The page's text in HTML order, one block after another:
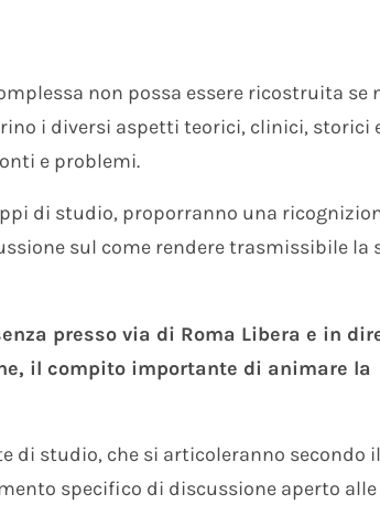
non possa essere ricostruita se
i diversi aspetti teorici, clinici, storici
e problemi.
di studio, proporranno una
sul come rendere trasmissibile la
presso via di Roma Libera e in
il compito importante di animare la
di studio, che si articoleranno secondo il
specifico di discussione aperto alle